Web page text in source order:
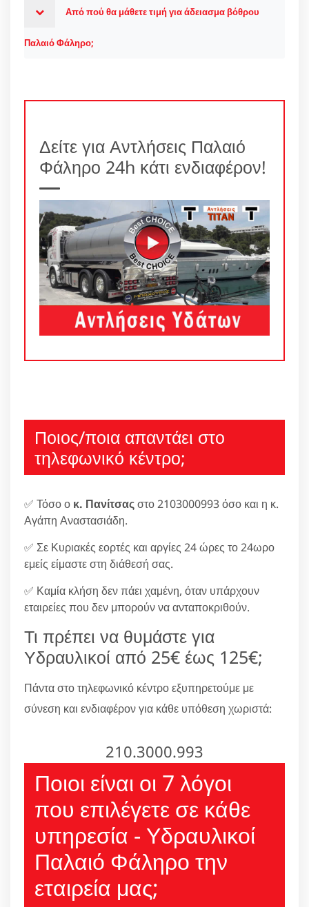
Από πού θα μάθετε τιμή για άδειασμα βόθρου
Παλαιό Φάληρο;
Δείτε για Αντλήσεις Παλαιό
Φάληρο 24h κάτι ενδιαφέρον!
Ποιος/ποια απαντάει στο
τηλεφωνικό κέντρο;
✅ Τόσο ο κ. Πανίτσαςστο 2103000993 όσο και η κ.
Αγάπη Αναστασιάδη.
✅ Σε Κυριακές εορτές και αργίες 24 ώρες το 24ωρο
εμείς είμαστε στη διάθεσή σας.
✅ Καμία κλήση δεν πάει χαμένη, όταν υπάρχουν
εταιρείες που δεν μπορούν να ανταποκριθούν.
Τι πρέπει να θυμάστε για
Υδραυλικοί από 25€ έως 125€;
Πάντα στο τηλεφωνικό κέντρο εξυπηρετούμε με
σύνεση και ενδιαφέρον για κάθε υπόθεση χωριστά:
210.3000.993
Ποιοι είναι οι 7 λόγοι
που επιλέγετε σε κάθε
υπηρεσία - Υδραυλικοί
Παλαιό Φάληρο την
εταιρεία μας;